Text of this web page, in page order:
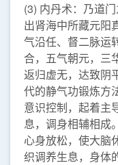
(3) 内丹术：乃道
出肾海中所藏元阳
气沿任、督二脉运
合，五气朝元，三
返归虚无，达致阴
代的静气功锻炼方
意识控制，起着主
息，调身相辅相成
心身放松，使大脑
织调养生息，身体